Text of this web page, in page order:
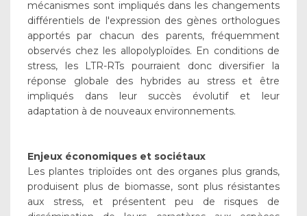
mécanismes sont impliqués dans les changements
différentiels de l'expression des gènes orthologues
apportés par chacun des parents, fréquemment
observés chez les allopolyploïdes. En conditions de
stress, les LTR-RTs pourraient donc diversifier la
réponse globale des hybrides au stress et être
impliqués dans leur succès évolutif et leur
adaptation à de nouveaux environnements.
Enjeux économiques et sociétaux
Les plantes triploïdes ont des organes plus grands,
produisent plus de biomasse, sont plus résistantes
aux stress, et présentent peu de risques de